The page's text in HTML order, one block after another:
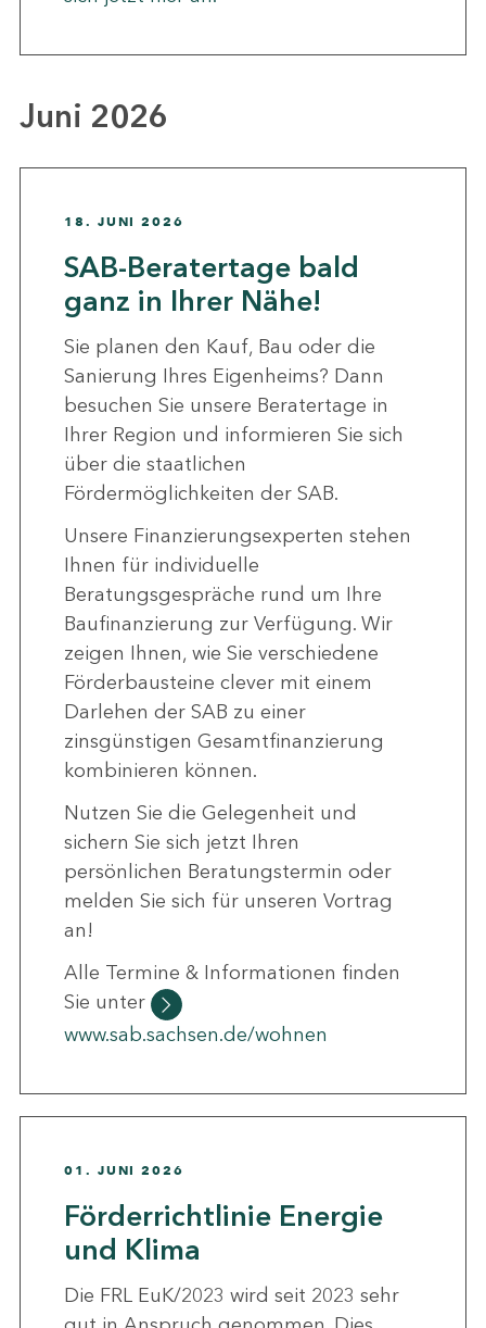
Juni 2026
18. JUNI 2026
SAB-Beratertage bald
ganz in Ihrer Nähe!
Sie planen den Kauf, Bau oder die
Sanierung Ihres Eigenheims? Dann
besuchen Sie unsere Beratertage in
Ihrer Region und informieren Sie sich
über die staatlichen
Fördermöglichkeiten der SAB.
Unsere Finanzierungsexperten stehen
Ihnen für individuelle
Beratungsgespräche rund um Ihre
Baufinanzierung zur Verfügung. Wir
zeigen Ihnen, wie Sie verschiedene
Förderbausteine clever mit einem
Darlehen der SAB zu einer
zinsgünstigen Gesamtfinanzierung
kombinieren können.
Nutzen Sie die Gelegenheit und
sichern Sie sich jetzt Ihren
persönlichen Beratungstermin oder
melden Sie sich für unseren Vortrag
an!
Alle Termine & Informationen finden
Sie unter
www.sab.sachsen.de/wohnen
01. JUNI 2026
Förderrichtlinie Energie
und Klima
Die FRL EuK/2023 wird seit 2023 sehr